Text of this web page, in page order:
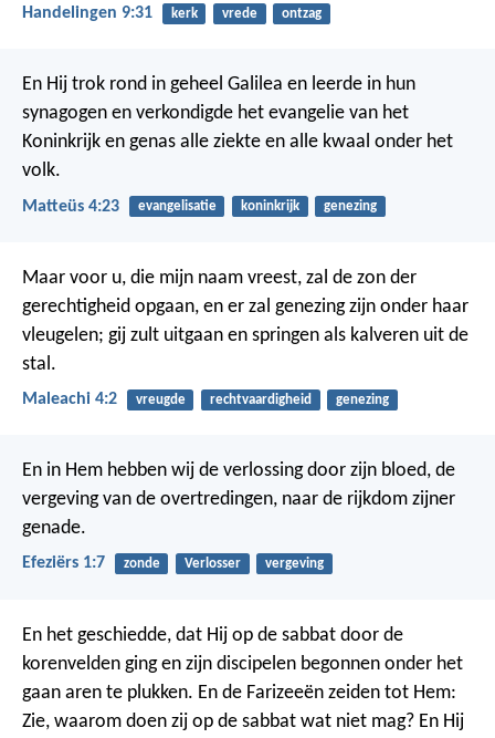
Handelingen 9:31 kerk vrede ontzag
En Hij trok rond in geheel Galilea en leerde in hun
synagogen en verkondigde het evangelie van het
Koninkrijk en genas alle ziekte en alle kwaal onder het
volk.
Matteüs 4:23 evangelisatie koninkrijk genezing
Maar voor u, die mijn naam vreest, zal de zon der
gerechtigheid opgaan, en er zal genezing zijn onder haar
vleugelen; gij zult uitgaan en springen als kalveren uit de
stal.
Maleachi 4:2 vreugde rechtvaardigheid genezing
En in Hem hebben wij de verlossing door zijn bloed, de
vergeving van de overtredingen, naar de rijkdom zijner
genade.
Efeziërs 1:7 zonde Verlosser vergeving
En het geschiedde, dat Hij op de sabbat door de
korenvelden ging en zijn discipelen begonnen onder het
gaan aren te plukken. En de Farizeeën zeiden tot Hem:
Zie, waarom doen zij op de sabbat wat niet mag? En Hij